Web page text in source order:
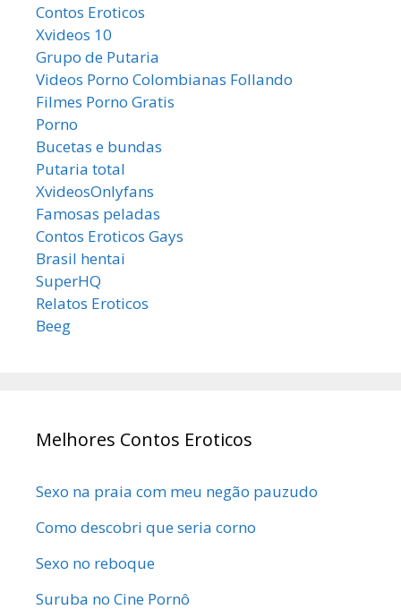
Contos Eroticos
Xvideos 10
Grupo de Putaria
Videos Porno Colombianas Follando
Filmes Porno Gratis
Porno
Bucetas e bundas
Putaria total
XvideosOnlyfans
Famosas peladas
Contos Eroticos Gays
Brasil hentai
SuperHQ
Relatos Eroticos
Beeg
Melhores Contos Eroticos
Sexo na praia com meu negão pauzudo
Como descobri que seria corno
Sexo no reboque
Suruba no Cine Pornô